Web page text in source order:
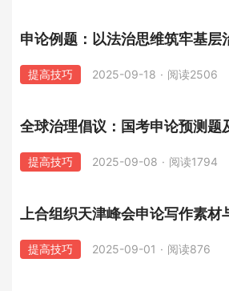
申论例题：以法治思维筑牢基层
提高技巧 2025-09-18 · 阅读2506
全球治理倡议：国考申论预测题
提高技巧 2025-09-08 · 阅读1794
上合组织天津峰会申论写作素材
提高技巧 2025-09-01 · 阅读876